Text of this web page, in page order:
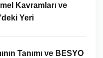
Kavramları ve
Yeri
Tanımı ve BESYO